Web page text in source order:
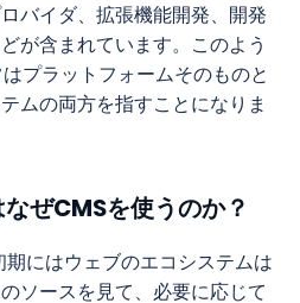
バイダ、拡張機能開発、開発
が含まれています。このよう
プラットフォームそのものと
ムの両方を指すことになりま
ぜCMSを使うのか？
にはウェブのエコシステムは
ソースを見て、必要に応じて